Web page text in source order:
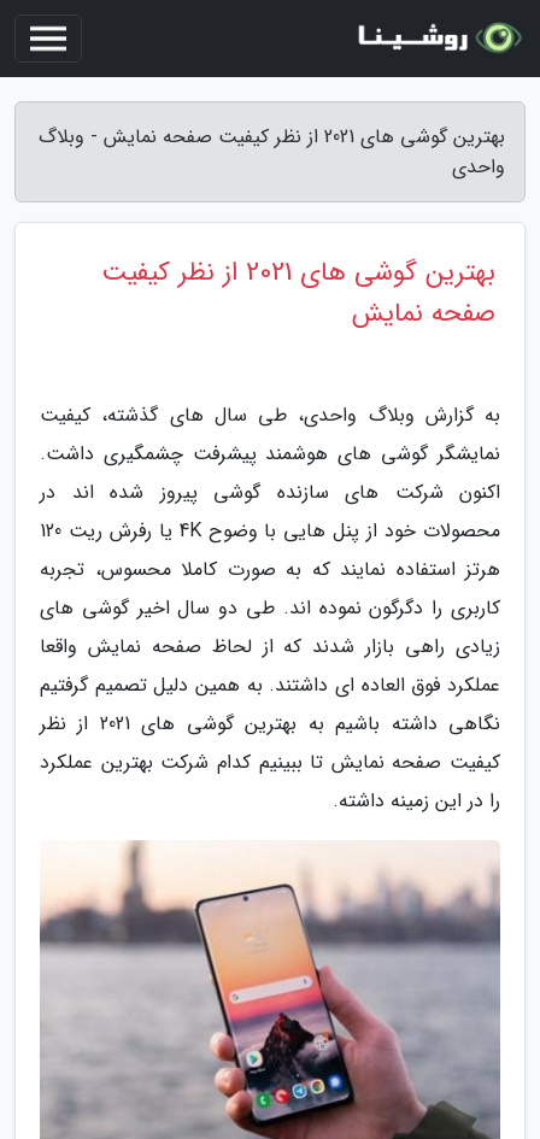
بهترین گوشی های 2021 از نظر کیفیت صفحه نمایش - وبلاگ
واحدی
بهترین گوشی های 2021 از نظر کیفیت
صفحه نمایش
به گزارش وبلاگ واحدی، طی سال های گذشته، کیفیت
نمایشگر گوشی های هوشمند پیشرفت چشمگیری داشت.
اکنون شرکت های سازنده گوشی پیروز شده اند در
محصولات خود از پنل هایی با وضوح 4K یا رفرش ریت 120
هرتز استفاده نمایند که به صورت کاملا محسوس، تجربه
کاربری را دگرگون نموده اند. طی دو سال اخیر گوشی های
زیادی راهی بازار شدند که از لحاظ صفحه نمایش واقعا
عملکرد فوق العاده ای داشتند. به همین دلیل تصمیم گرفتیم
نگاهی داشته باشیم به بهترین گوشی های 2021 از نظر
کیفیت صفحه نمایش تا ببینیم کدام شرکت بهترین عملکرد
را در این زمینه داشته.